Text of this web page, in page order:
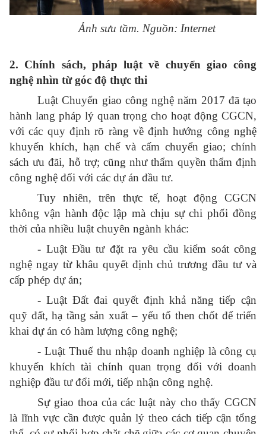
Ảnh sưu tầm. Nguồn: Internet
2. Chính sách, pháp luật về chuyển giao công
nghệ nhìn từ góc độ thực thi
Luật Chuyển giao công nghệ năm 2017 đã tạo
hành lang pháp lý quan trọng cho hoạt động CGCN,
với các quy định rõ ràng về định hướng công nghệ
khuyến khích, hạn chế và cấm chuyển giao; chính
sách ưu đãi, hỗ trợ; cũng như thẩm quyền thẩm định
công nghệ đối với các dự án đầu tư.
Tuy nhiên, trên thực tế, hoạt động CGCN
không vận hành độc lập mà chịu sự chi phối đồng
thời của nhiều luật chuyên ngành khác:
- Luật Đầu tư đặt ra yêu cầu kiểm soát công
nghệ ngay từ khâu quyết định chủ trương đầu tư và
cấp phép dự án;
-Luật Đất đai quyết định khả năng tiếp cận
quỹ đất, hạ tầng sản xuất – yếu tố then chốt để triển
khai dự án có hàm lượng công nghệ;
-Luật Thuế thu nhập doanh nghiệp là công cụ
khuyến khích tài chính quan trọng đối với doanh
nghiệp đầu tư đổi mới, tiếp nhận công nghệ.
Sự giao thoa của các luật này cho thấy CGCN
là lĩnh vực cần được quản lý theo cách tiếp cận tổng